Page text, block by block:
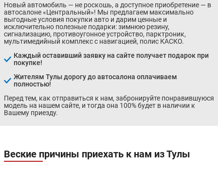
Новый автомобиль — не роскошь, а доступное приобретение — в
автосалоне «Центральный»! Мы предлагаем максимально
выгодные условия покупки авто и дарим ценные и
исключительно полезные подарки: зимнюю резину,
сигнализацию, противоугонное устройство, парктроник,
мультимедийный комплекс с навигацией, полис КАСКО.
Каждый оставивший заявку на сайте получает подарок при
покупке!
Жителям Тулы дорогу до автосалона оплачиваем
полностью!
Перед тем, как отправиться к нам, забронируйте понравившуюся
модель на нашем сайте, и тогда она 100% будет в наличии к
Вашему приезду.
Веские причины приехать к нам из Тулы